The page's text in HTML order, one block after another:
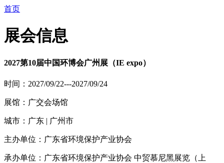
首页
展会信息
2027第10届中国环博会广州展（IE expo）
时间：2027/09/22---2027/09/24
展馆：广交会场馆
城市：广东 | 广州市
主办单位：广东省环境保护产业协会
承办单位：广东省环境保护产业协会 中贸慕尼黑展览（上